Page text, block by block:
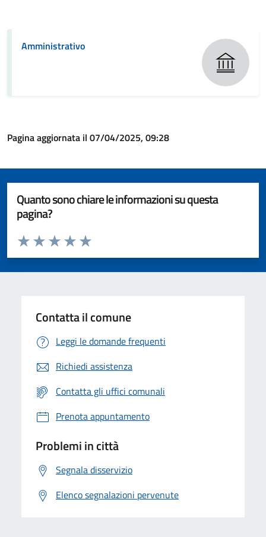
Amministrativo
Pagina aggiornata il 07/04/2025, 09:28
Quanto sono chiare le informazioni su questa
pagina?
Valuta da 1 a 5 stelle la pagina
Valuta 5 stelle su 5
Valuta 4 stelle su 5
Valuta 3 stelle su 5
Valuta 2 stelle su 5
Valuta 1 stelle su 5
Contatta il comune
Leggi le domande frequenti
Richiedi assistenza
Contatta gli uffici comunali
Prenota appuntamento
Problemi in città
Segnala disservizio
Elenco segnalazioni pervenute